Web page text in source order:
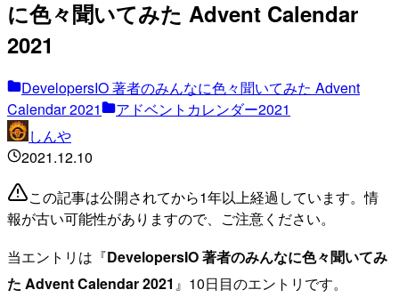
に色々聞いてみた Advent Calendar
2021
DevelopersIO 著者のみんなに色々聞いてみた Advent
Calendar 2021
アドベントカレンダー2021
しんや
2021.12.10
この記事は公開されてから1年以上経過しています。情
報が古い可能性がありますので、ご注意ください。
当エントリは『DevelopersIO 著者のみんなに色々聞いてみ
た Advent Calendar 2021 』10日目のエントリです。